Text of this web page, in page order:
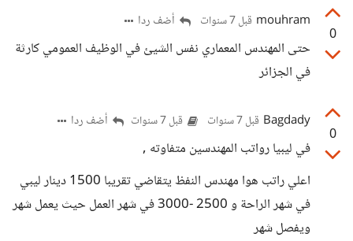
0
mouhram قبل 7 سنوات أضف ردا
حتى المهندس المعماري نفس الشيئ في الوظيف العمومي كارثة
في الجزائر
0
Bagdady قبل 7 سنوات قبل 7 سنوات أضف ردا
في ليبيا رواتب المهندسين متفاوته ,
اعلي راتب هوا مهندس النفظ يتقاضي تقريبا 1500 دينار ليبي
في شهر الراحة و 2500 -3000 في شهر العمل حيث يعمل شهر
ويفصل شهر